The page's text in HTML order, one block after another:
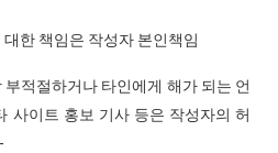
한 책임은 작성자 본인책임
적절하거나 타인에게 해가 되는 언
사이트 홍보 기사 등은 작성자의 허